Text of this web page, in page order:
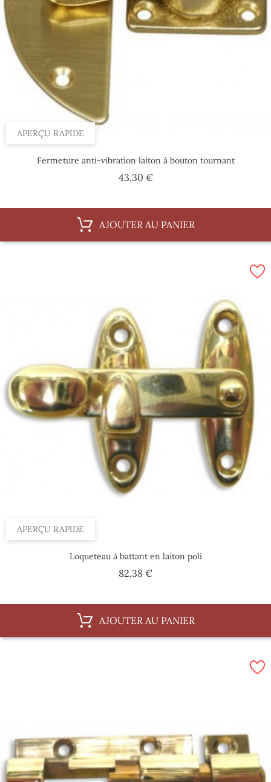
APERÇU RAPIDE
Fermeture anti-vibration laiton à bouton tournant
43,30 €Prix
AJOUTER AU PANIER
APERÇU RAPIDE
Loqueteau à battant en laiton poli
82,38 €Prix
AJOUTER AU PANIER